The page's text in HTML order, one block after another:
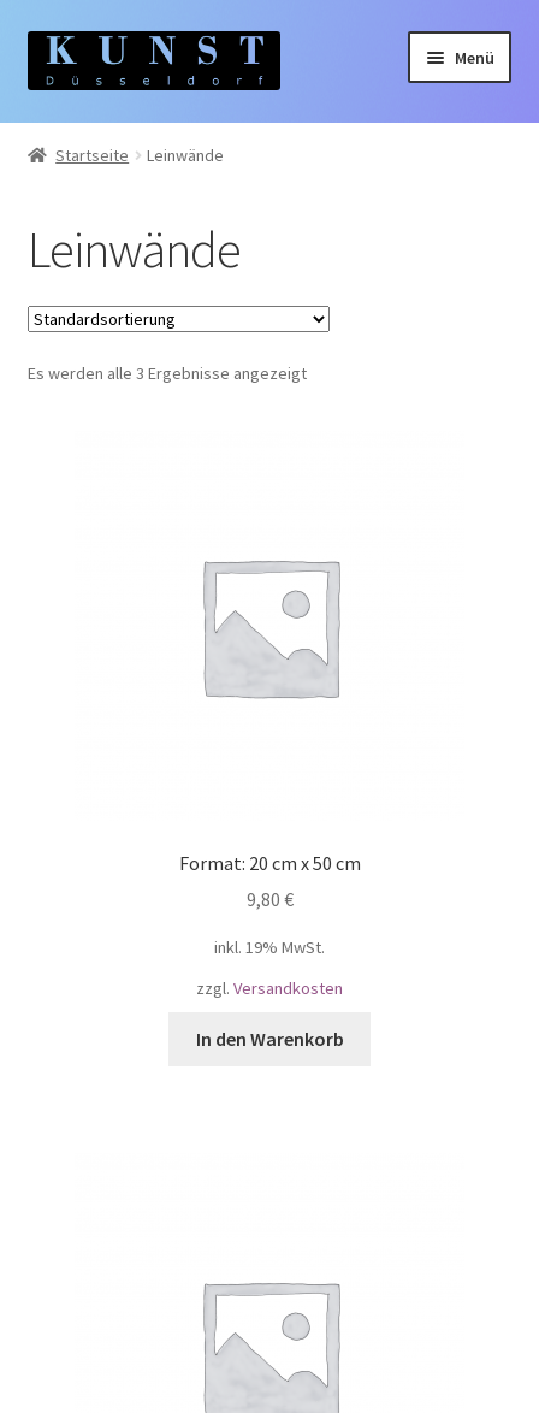
Zur
Navigation
Zum
Inhalt
Menü
Home
Künstler:innen
Themen
Startseite Leinwände
Leinwände
Es werden alle 3 Ergebnisse angezeigt
Format: 20 cm x 50 cm
9,80 €
inkl. 19% MwSt.
zzgl. Versandkosten
In den Warenkorb